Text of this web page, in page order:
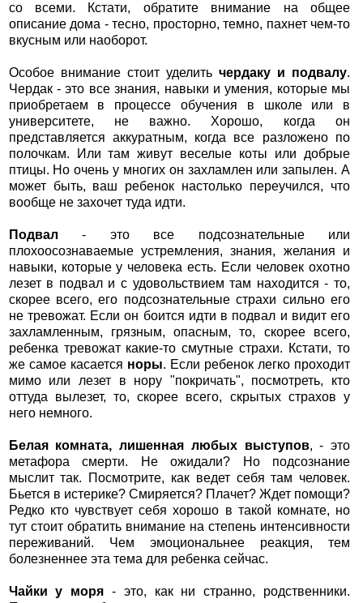
со всеми. Кстати, обратите внимание на общее
описание дома - тесно, просторно, темно, пахнет чем-то
вкусным или наоборот.
Особое внимание стоит уделить чердаку и подвалу.
Чердак - это все знания, навыки и умения, которые мы
приобретаем в процессе обучения в школе или в
университете, не важно. Хорошо, когда он
представляется аккуратным, когда все разложено по
полочкам. Или там живут веселые коты или добрые
птицы. Но очень у многих он захламлен или запылен. А
может быть, ваш ребенок настолько переучился, что
вообще не захочет туда идти.
Подвал - это все подсознательные или
плохоосознаваемые устремления, знания, желания и
навыки, которые у человека есть. Если человек охотно
лезет в подвал и с удовольствием там находится - то,
скорее всего, его подсознательные страхи сильно его
не тревожат. Если он боится идти в подвал и видит его
захламленным, грязным, опасным, то, скорее всего,
ребенка тревожат какие-то смутные страхи. Кстати, то
же самое касается норы. Если ребенок легко проходит
мимо или лезет в нору "покричать", посмотреть, кто
оттуда вылезет, то, скорее всего, скрытых страхов у
него немного.
Белая комната, лишенная любых выступов, - это
метафора смерти. Не ожидали? Но подсознание
мыслит так. Посмотрите, как ведет себя там человек.
Бьется в истерике? Смиряется? Плачет? Ждет помощи?
Редко кто чувствует себя хорошо в такой комнате, но
тут стоит обратить внимание на степень интенсивности
переживаний. Чем эмоциональнее реакция, тем
болезненнее эта тема для ребенка сейчас.
Чайки у моря - это, как ни странно, родственники.